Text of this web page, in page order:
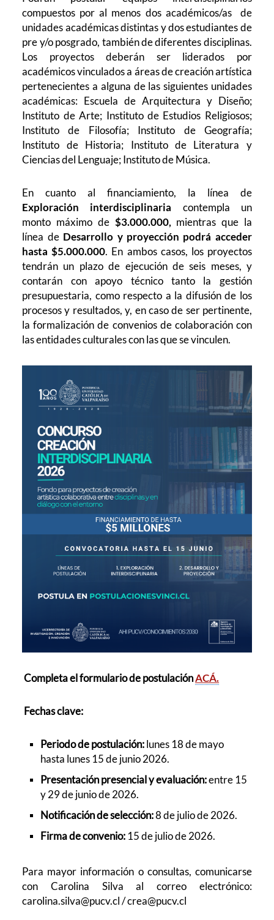
compuestos por al menos dos académicos/as de
unidades académicas distintas y dos estudiantes de
pre y/o posgrado, también de diferentes disciplinas.
Los proyectos deberán ser liderados por
académicos vinculados a áreas de creación artística
pertenecientes a alguna de las siguientes unidades
académicas: Escuela de Arquitectura y Diseño;
Instituto de Arte; Instituto de Estudios Religiosos;
Instituto de Filosofía; Instituto de Geografía;
Instituto de Historia; Instituto de Literatura y
Ciencias del Lenguaje; Instituto de Música.
En cuanto al financiamiento, la línea de
Exploración interdisciplinaria contempla un
monto máximo de $3.000.000, mientras que la
línea de Desarrollo y proyección podrá acceder
hasta $5.000.000. En ambos casos, los proyectos
tendrán un plazo de ejecución de seis meses, y
contarán con apoyo técnico tanto la gestión
presupuestaria, como respecto a la difusión de los
procesos y resultados, y, en caso de ser pertinente,
la formalización de convenios de colaboración con
las entidades culturales con las que se vinculen.
Completa el formulario de postulaciónACÁ.
Fechas clave:
Periodo de postulación:lunes 18 de mayo
hasta lunes 15 de junio 2026.
Presentación presencial y evaluación:entre 15
y 29 de junio de 2026.
Notificación de selección:8 de julio de 2026.
Firma de convenio:15 de julio de 2026.
Para mayor información o consultas, comunicarse
con Carolina Silva al correo electrónico:
carolina.silva@pucv.cl / crea@pucv.cl